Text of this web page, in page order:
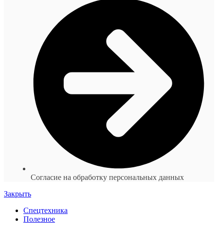
Согласие на обработку персональных данных
Закрыть
Спецтехника
Полезное